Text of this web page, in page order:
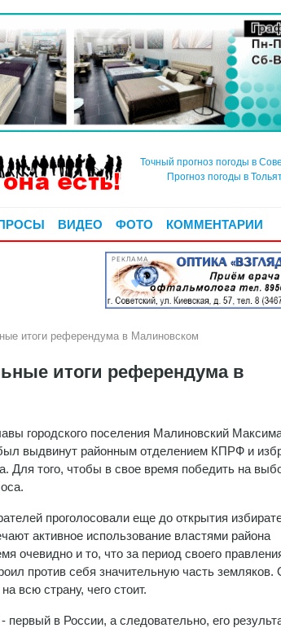
Точный прогноз погоды в
Прогноз погоды в
ВИДЕО ФОТО КОММЕНТАРИИ
РЕКЛАМА
итоги референдума в Малиновском
итоги референдума в
городского поселения Малиновский
выдвинут районным отделением КПРФ и
Для того, чтобы в свое время победить на
проголосовали еще до открытия
активное использование властями района
очевидно и то, что за период своего
против себя значительную часть земляков.
всю страну, чего стоит.
в России, а следовательно, его